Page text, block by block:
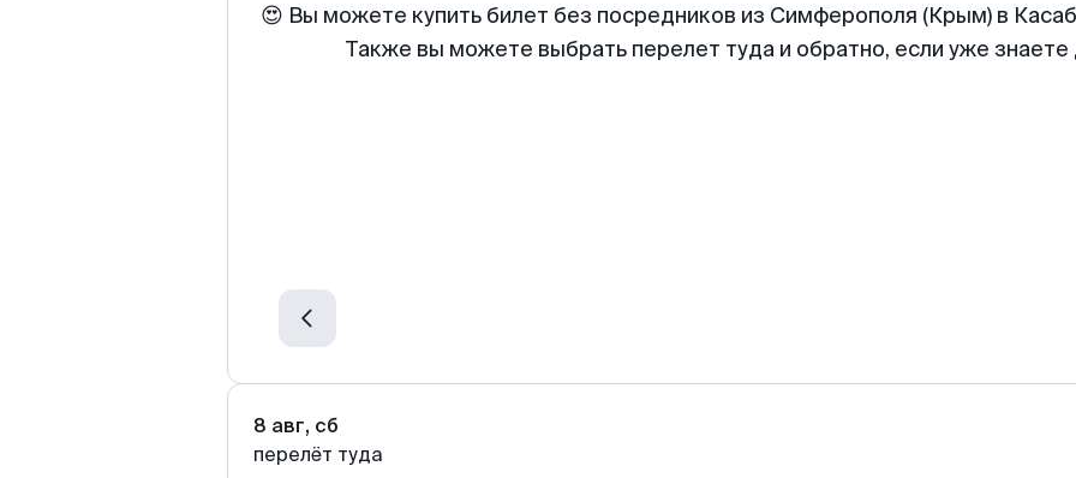
😍 Вы можете купить билет без посредников из Симферополя (Крым) в
Также вы можете выбрать перелет туда и обратно, если уже
8 авг, сб
перелёт туда